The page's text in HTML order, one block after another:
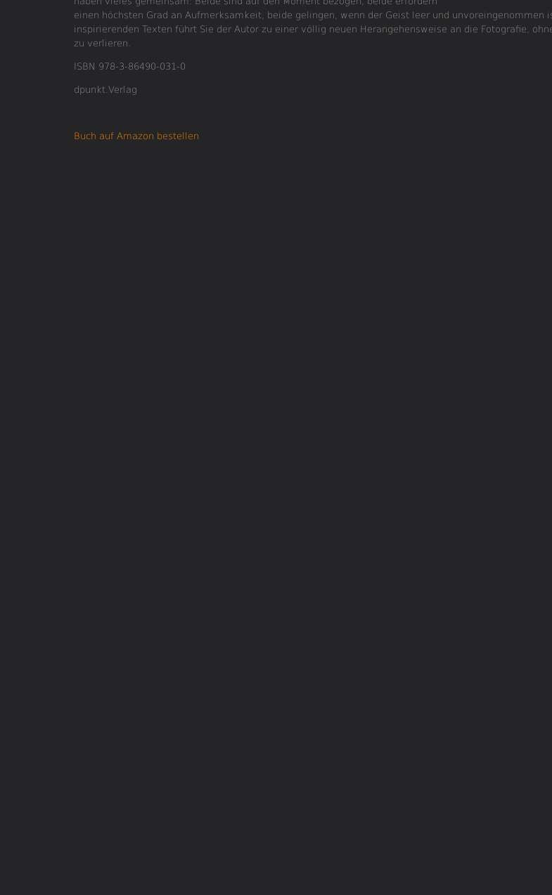
einen höchsten Grad an Aufmerksamkeit, beide gelingen, wenn der Geist leer und unvoreingenommen
inspirierenden Texten führt Sie der Autor zu einer völlig neuen Herangehensweise an die Fotografie,
zu verlieren.
ISBN 978-3-86490-031-0
dpunkt.Verlag
Buch auf Amazon bestellen